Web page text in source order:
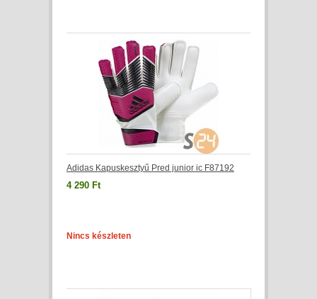
Adidas Kapuskesztyű Pred junior ic F87192
4 290 Ft
Nincs készleten